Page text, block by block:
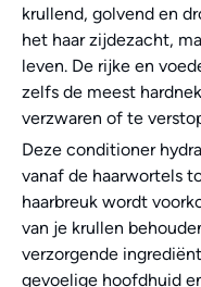
krullend, golvend en
het haar zijdezacht,
leven. De rijke en
zelfs de meest
verzwaren of te
Deze conditioner
vanaf de haarwortels
haarbreuk wordt
van je krullen
verzorgende
gevoelige hoofdhuid